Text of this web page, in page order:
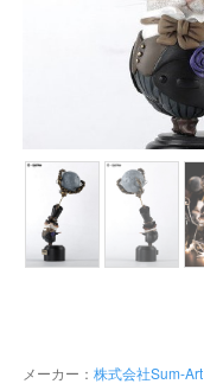
メーカー： 株式会社Sum-Art